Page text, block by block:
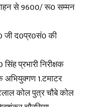
से 9600/ रू0 सम्मन
जी द0प्र0सं0 की
प्रभारी निरीक्षक
अभियुक्गण 1.टमाटर
कोल पुत्र चौबे कोल